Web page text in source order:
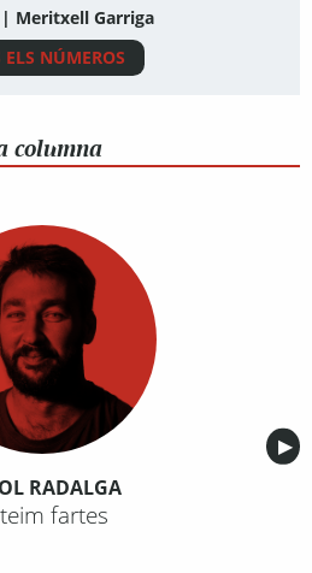
Meritxell Garriga
ELS NÚMEROS
columna
▶︎
RADALGA
fartes